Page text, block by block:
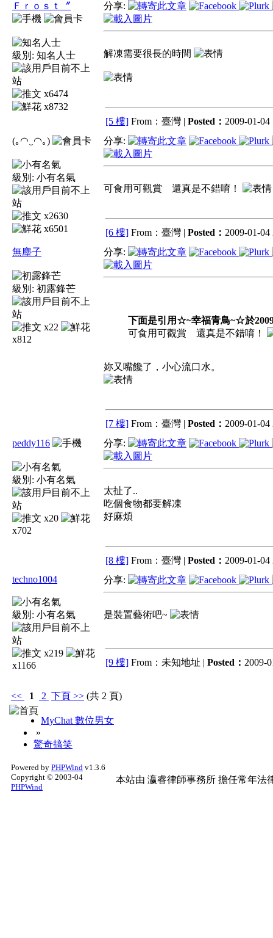
Ｆｒｏｓｔ〞
級別: 知名人士
x6474
x8732
分享:
解凍需要很長的時間
[5 樓] From：臺灣 | Posted： 2009-01-04
(｡◠‿◠｡)
級別: 小有名氣
x2630
x6501
分享:
可食用可觀賞 還真是不錯唷！
[6 樓] From：臺灣 | Posted： 2009-01-04
無塵子
級別: 初露鋒芒
x22
x812
分享:
下面是引用☆~幸福青鳥~☆於
可食用可觀賞 還真是不錯唷！
妳又嘴饞了，小心流口水。
[7 樓] From：臺灣 | Posted： 2009-01-04
peddy116
級別: 小有名氣
x20
x702
分享:
太扯了..
吃個食物都要解凍
好麻煩
[8 樓] From：臺灣 | Posted： 2009-01-04
techno1004
級別: 小有名氣
x219
x1166
分享:
是裝置藝術吧~
[9 樓] From：未知地址 | Posted： 2009-
<< 1 2 下頁 >> (共 2 頁)
MyChat 數位男女
»
驚奇搞笑
Powered by PHPWind v1.3.6
Copyright © 2003-04
PHPWind
本站由 瀛睿律師事務所 擔任常年法